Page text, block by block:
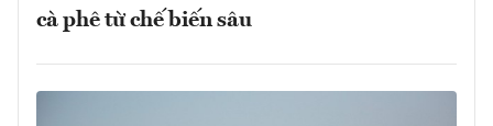
cà phê từ chế biến sâu